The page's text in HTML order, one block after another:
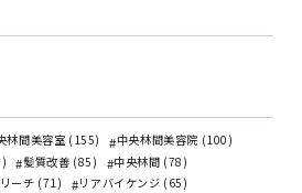
林間美容室 (155)
中央林間美容院 (100)
髪質改善 (85)
中央林間 (78)
ーチ (71)
リアバイケンジ (65)